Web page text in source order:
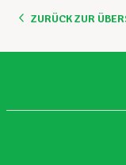
ZURÜCK ZUR